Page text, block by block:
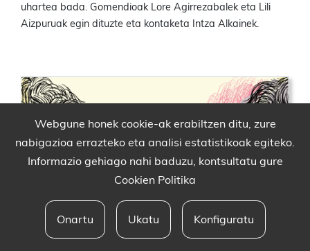
uhartea bada. Gomendioak Lore Agirrezabalek eta Lili
Aizpuruak egin dituzte eta kontaketa Intza Alkainek.
Webgune honek cookie-ak erabiltzen ditu, zure
nabigazioa errazteko eta analisi estatistikoak egiteko.
Informazio gehiago nahi baduzu, kontsultatu gure
Cookien Politika
Onartu Ukatu Konfiguratu